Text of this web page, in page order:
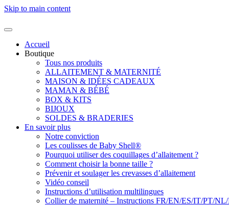
Skip to main content
Accueil
Boutique
Tous nos produits
ALLAITEMENT & MATERNITÉ
MAISON & IDÉES CADEAUX
MAMAN & BÉBÉ
BOX & KITS
BIJOUX
SOLDES & BRADERIES
En savoir plus
Notre conviction
Les coulisses de Baby Shell®
Pourquoi utiliser des coquillages d’allaitement ?
Comment choisir la bonne taille ?
Prévenir et soulager les crevasses d’allaitement
Vidéo conseil
Instructions d’utilisation multilingues
Collier de maternité – Instructions FR/EN/ES/IT/PT/